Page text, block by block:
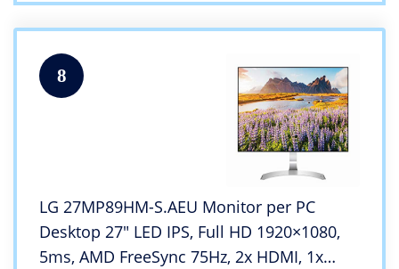
8
LG 27MP89HM-S.AEU Monitor per PC
Desktop 27″ LED IPS, Full HD 1920×1080,
5ms, AMD FreeSync 75Hz, 2x HDMI, 1x